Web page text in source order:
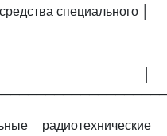
специального │
радиотехнические